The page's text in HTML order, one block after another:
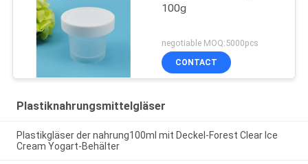
100g
negotiable MOQ:5000pcs
CONTACT
Plastiknahrungsmittelgläser
Plastikgläser der nahrung100ml mit Deckel-Forest Clear Ice
Cream Yogart-Behälter